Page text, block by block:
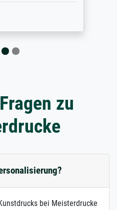
zu
bei Meisterdrucke